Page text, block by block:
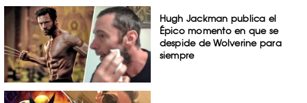
Hugh Jackman publica el
Épico momento en que se
despide de Wolverine para
siempre